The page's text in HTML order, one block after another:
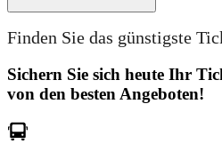
Finden Sie das günstigste
Sichern Sie sich heute Ihr
von den besten Angeboten!